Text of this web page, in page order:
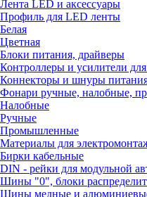
Лента LED и аксессуары
Профиль для LED ленты
Белая
Цветная
Блоки питания, драйверы
Контроллеры и усилители
Коннекторы и шнуры
Фонари ручные, налобные,
Налобные
Ручные
Промышленные
Материалы для
Бирки кабельные
DIN - рейки для модульной
Шины "0", блоки
Шины медные и